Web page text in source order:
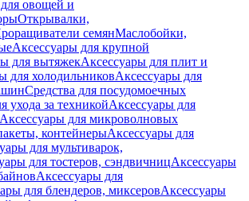
овощей и
Открывалки,
семянМаслобойки,
Аксессуары для крупной
для вытяжекАксессуары для плит и
для холодильниковАксессуары для
Средства для посудомоечных
ухода за техникойАксессуары для
Аксессуары для микроволновых
контейнерыАксессуары для
для мультиварок,
для тостеров, сэндвичницАксессуары
Аксессуары для
для блендеров, миксеровАксессуары